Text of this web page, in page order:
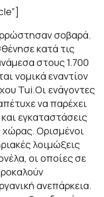
σοβαρά.
κατά τις
στους 1.700
νομικά εναντίον
Tui.Οι ενάγοντες
να παρέχει
εγκαταστάσεις
χώρας. Ορισμένοι
λοιμώξεις
οι οποίες σε
ανεπάρκεια.